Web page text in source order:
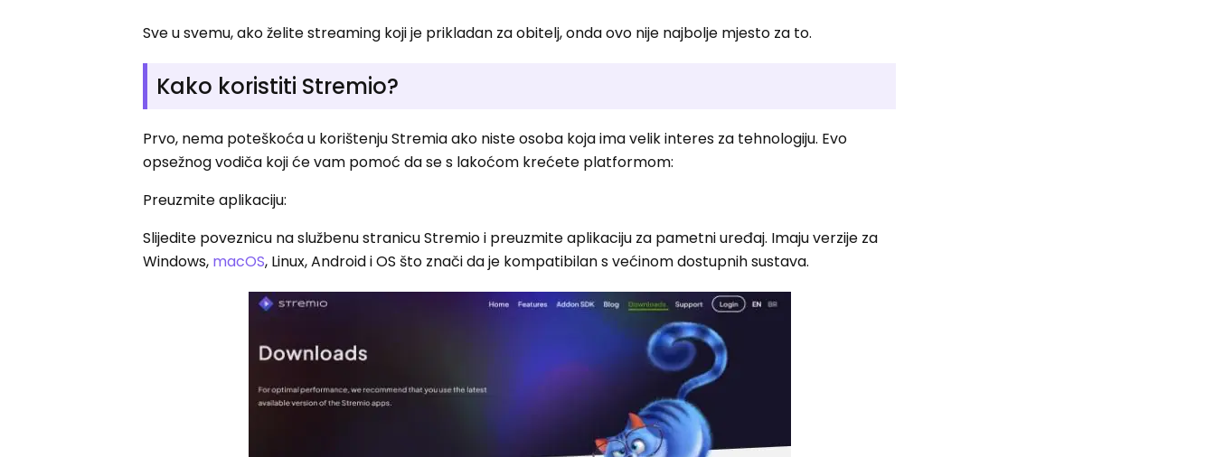
Sve u svemu, ako želite streaming koji je prikladan za obitelj, onda ovo nije najbolje mjesto za to.
Kako koristiti Stremio?
Prvo, nema poteškoća u korištenju Stremia ako niste osoba koja ima velik interes za tehnologiju. Evo
opsežnog vodiča koji će vam pomoć da se s lakoćom krećete platformom:
Preuzmite aplikaciju:
Slijedite poveznicu na službenu stranicu Stremio i preuzmite aplikaciju za pametni uređaj. Imaju verzije za
Windows, macOS, Linux, Android i OS što znači da je kompatibilan s većinom dostupnih sustava.